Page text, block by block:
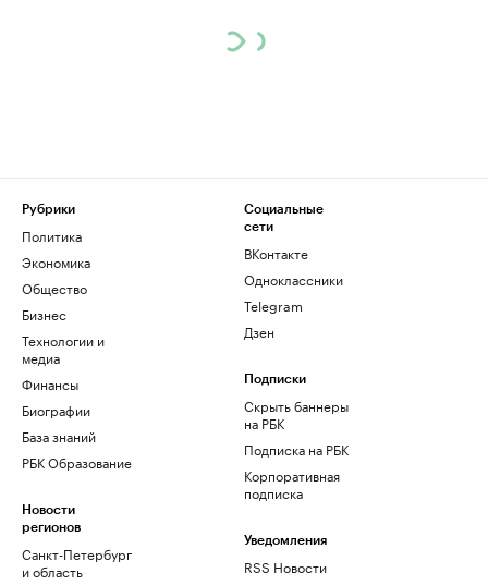
Рубрики
Политика
Экономика
Общество
Бизнес
Технологии и
медиа
Финансы
Биографии
База знаний
РБК Образование
Новости
регионов
Санкт-Петербург
и область
Социальные
сети
ВКонтакте
Одноклассники
Telegram
Дзен
Подписки
Скрыть баннеры
на РБК
Подписка на РБК
Корпоративная
подписка
Уведомления
RSS Новости